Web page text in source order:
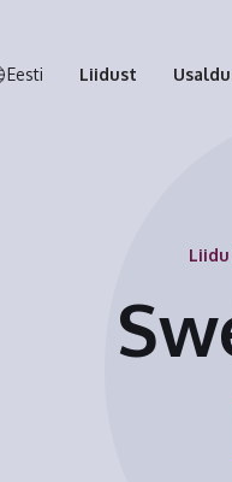
Eesti Liidust